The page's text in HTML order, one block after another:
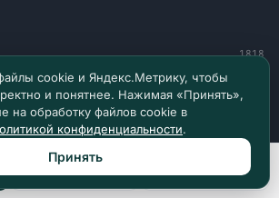
1818
право
77
cookie и Яндекс.Метрику, чтобы
и понятнее. Нажимая «Принять»,
на обработку файлов cookie в
конфиденциальности.
Принять